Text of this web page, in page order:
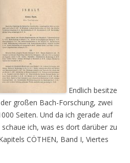
Endlich besitze
großen Bach-Forschung, zwei
Seiten. Und da ich gerade auf
ich, was es dort darüber zu
CÖTHEN, Band I, Viertes